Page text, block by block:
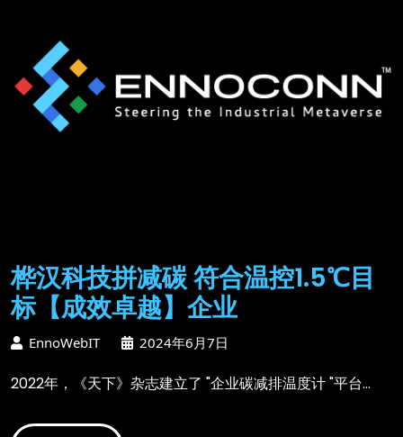
桦汉科技拼减碳 符合温控1.5℃目
标【成效卓越】企业
EnnoWebIT 2024年6月7日
2022年，《天下》杂志建立了 "企业碳减排温度计 "平台...